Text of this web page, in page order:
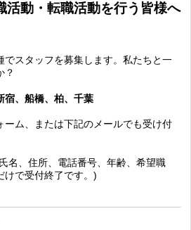
動・転職活動を行う皆様へ
でスタッフを募集します。私たちと一
？
、船橋、柏、千葉
ーム、または下記のメールでも受け付
名、住所、電話番号、年齢、希望職
けで受付終了です。)